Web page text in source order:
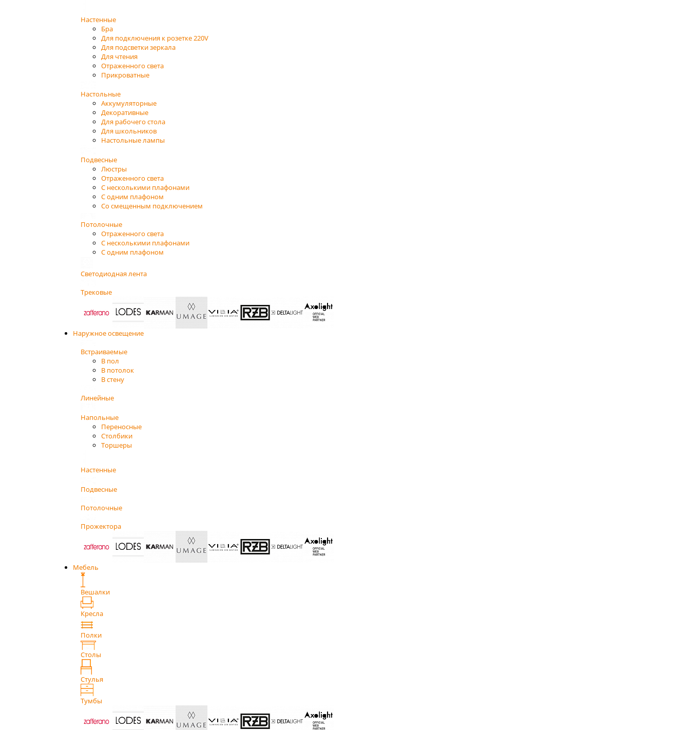
Настенные
Бра
Для подключения к розетке 220V
Для подсветки зеркала
Для чтения
Отраженного света
Прикроватные
Настольные
Аккумуляторные
Декоративные
Для рабочего стола
Для школьников
Настольные лампы
Подвесные
Люстры
Отраженного света
С несколькими плафонами
С одним плафоном
Со смещенным подключением
Потолочные
Отраженного света
С несколькими плафонами
С одним плафоном
Светодиодная лента
Трековые
Наружное освещение
Встраиваемые
В пол
В потолок
В стену
Линейные
Напольные
Переносные
Столбики
Торшеры
Настенные
Подвесные
Потолочные
Прожектора
Мебель
Вешалки
Кресла
Полки
Столы
Стулья
Тумбы